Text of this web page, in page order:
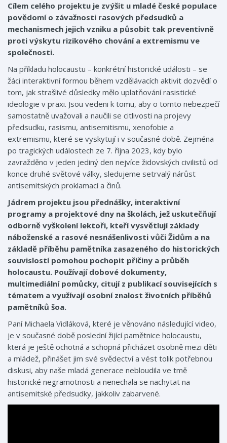
Cílem celého projektu je zvýšit u mladé české populace
povědomí o závažnosti rasových předsudků a
mechanismech jejich vzniku a působit tak preventivně
proti výskytu rizikového chování a extremismu ve
společnosti.
Na příkladu holocaustu – konkrétní historické události – se
žáci interaktivní formou během vzdělávacích aktivit dozvědí o
tom, jak strašlivé důsledky mělo uplatňování rasistické
ideologie v praxi. Jsou vedeni k tomu, aby o tomto nebezpečí
samostatně uvažovali a naučili se citlivosti na projevy
předsudku, rasismu, antisemitismu, xenofobie a
extremismu, které se vyskytují i v současné době. Zejména
po tragických událostech ze 7. října 2023, kdy bylo
zavražděno v jeden jediný den nejvíce židovských civilistů od
konce druhé světové války, sledujeme setrvalý nárůst
antisemitských proklamací a činů.
Jádrem projektu jsou přednášky, interaktivní
programy a projektové dny na školách, jež uskutečňují
odborně vyškolení lektoři, kteří vysvětlují základy
náboženské a rasové nesnášenlivosti vůči Židům a na
základě příběhu pamětníka zasazeného do historických
souvislostí pomohou pochopit příčiny a průběh
holocaustu. Používají dobové dokumenty,
multimediální pomůcky, citují z publikací souvisejících s
tématem a využívají osobní znalost životních příběhů
pamětníků šoa.
Paní Michaela Vidláková, které je věnováno následující video,
je v současné době poslední žijící pamětnice holocaustu,
která je ještě ochotná a schopná přicházet osobně mezi děti
a mládež, přinášet jim své svědectví a vést tolik potřebnou
diskusi, aby naše mladá generace nebloudila ve tmě
historické negramotnosti a nenechala se nachytat na
antisemitské předsudky, jakkoliv zabarvené.